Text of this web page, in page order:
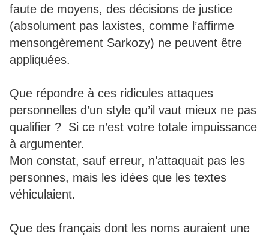
faute de moyens, des décisions de justice
(absolument pas laxistes, comme l’affirme
mensongèrement Sarkozy) ne peuvent être
appliquées.
Que répondre à ces ridicules attaques
personnelles d’un style qu’il vaut mieux ne pas
qualifier ? Si ce n’est votre totale impuissance
à argumenter.
Mon constat, sauf erreur, n’attaquait pas les
personnes, mais les idées que les textes
véhiculaient.
Que des français dont les noms auraient une